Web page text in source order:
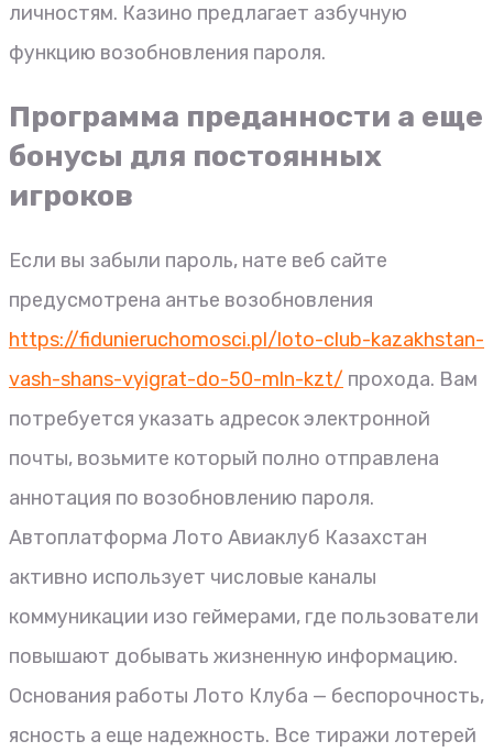
личностям. Казино предлагает азбучную
функцию возобновления пароля.
Программа преданности а еще
бонусы для постоянных
игроков
Если вы забыли пароль, нате веб сайте
предусмотрена антье возобновления
https://fidunieruchomosci.pl/loto-club-kazakhstan-
vash-shans-vyigrat-do-50-mln-kzt/ прохода. Вам
потребуется указать адресок электронной
почты, возьмите который полно отправлена
аннотация по возобновлению пароля.
Автоплатформа Лото Авиаклуб Казахстан
активно использует числовые каналы
коммуникации изо геймерами, где пользователи
повышают добывать жизненную информацию.
Основания работы Лото Клуба — беспорочность,
ясность а еще надежность. Все тиражи лотерей